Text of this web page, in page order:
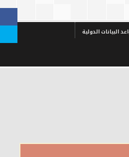
البيانات الدولية